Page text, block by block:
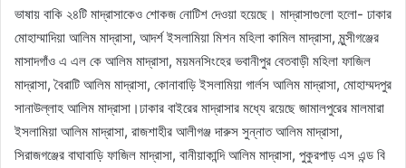
ভাষায় বাকি ২৪টি মাদ্রাসাকেও শোকজ নোটিশ দেওয়া হয়েছে। মাদ্রাসাগুলো হলো- ঢাকার
মোহাম্মাদিয়া আলিম মাদ্রাসা, আদর্শ ইসলামিয়া মিশন মহিলা কামিল মাদ্রাসা, মুন্সীগঞ্জের
মাসাদগাঁও এ এল কে আলিম মাদ্রাসা, ময়মনসিংহের ভবানীপুর বেতবাড়ী মহিলা ফাজিল
মাদ্রাসা, বৈরাটি আলিম মাদ্রাসা, কোনাবাড়ি ইসলামিয়া গার্লস আলিম মাদ্রাসা, মোহাম্মদপুর
সানাউল্লাহ আলিম মাদ্রাসা।ঢাকার বাইরের মাদ্রাসার মধ্যে রয়েছে জামালপুরের মালমারা
ইসলামিয়া আলিম মাদ্রাসা, রাজশাহীর আলীগঞ্জ দারুস সুন্নাত আলিম মাদ্রাসা,
সিরাজগঞ্জের বাঘাবাড়ি ফাজিল মাদ্রাসা, বানীয়াকান্দি আলিম মাদ্রাসা, পুকুরপাড় এস এন্ড বি